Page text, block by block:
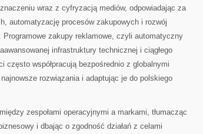
wraz z cyfryzacją mediów, odpowiadając za
automatyzację procesów zakupowych i rozwój
zakupy reklamowe, czyli automatyczny
infrastruktury technicznej i ciągłego
często współpracują bezpośrednio z globalnymi
rozwiązania i adaptując je do polskiego
zespołami operacyjnymi a markami, tłumacząc
i dbając o zgodność działań z celami